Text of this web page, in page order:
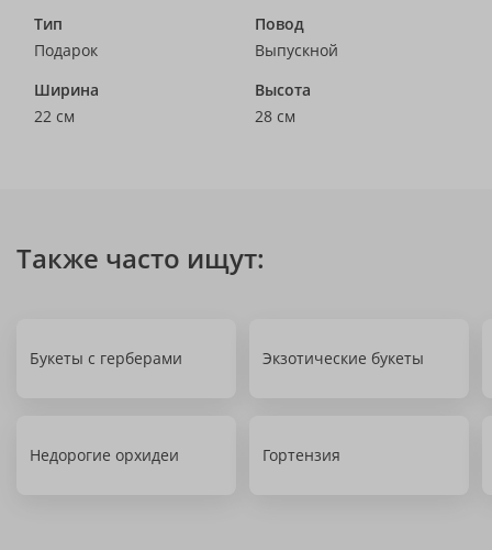
Тип
Подарок
Повод
Выпускной
Ширина
22 см
Высота
28 см
Также часто ищут:
Букеты с герберами Экзотические букеты
Недорогие орхидеи Гортензия